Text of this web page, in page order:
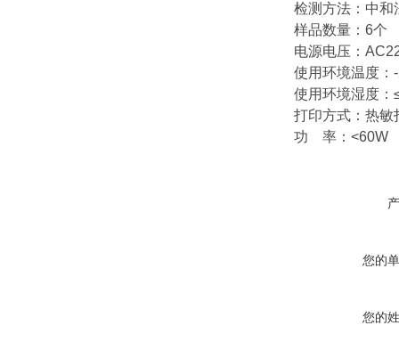
检测方法：中和
样品数量：6个
电源电压：
使用环境温度
使用环境湿度：
打印方式：热敏
功 率：<60W
您的
您的